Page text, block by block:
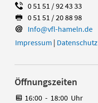
0 51 51 / 92 43 33
0 51 51 / 20 88 98
Info@vfl-hameln.de
Impressum | Datenschutz
Öffnungszeiten
16:00 - 18:00 Uhr